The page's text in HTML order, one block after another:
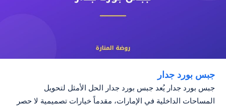
جبس بورد جدار
جبس بورد جدار يُعد جبس بورد جدار الحل الأمثل لتحويل
المساحات الداخلية في الإمارات، مقدماً خيارات تصميمية لا حصر